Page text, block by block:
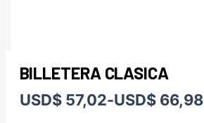
BILLETERA CLASICA
USD$57,02-USD$66,98
Rango